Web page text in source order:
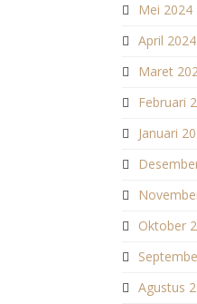
Mei 2024
April 2024
Maret
Februari
Januari
Oktober
Agustus